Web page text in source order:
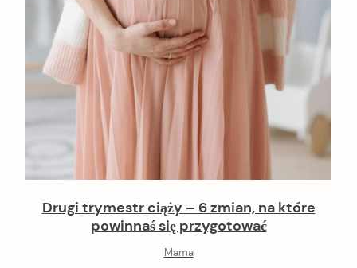
Drugi trymestr ciąży – 6 zmian, na które
powinnaś się przygotować
Mama